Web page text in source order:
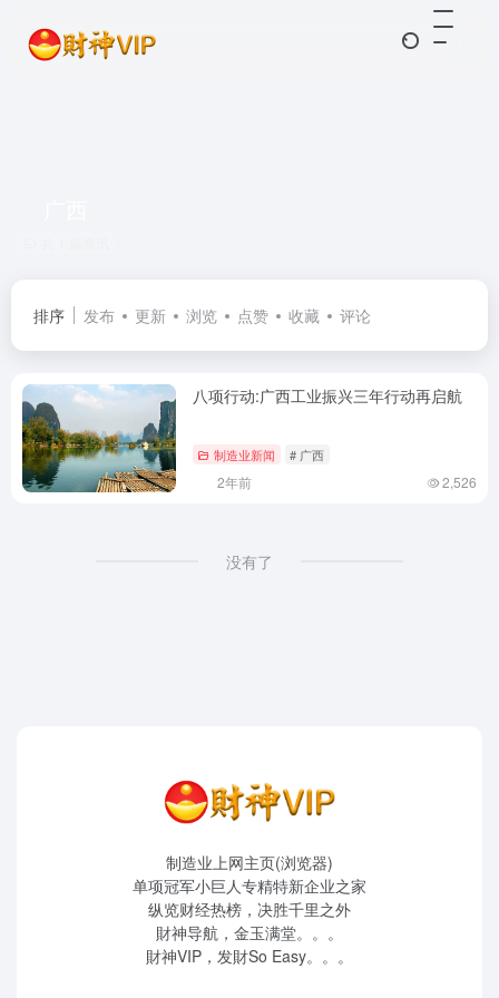
排序 发布 更新 浏览 点赞 收藏 评论
八项行动:广西工业振兴三年行动再启航
制造业新闻 # 广西
2年前 2,526
没有了
制造业上网主页(浏览器)
单项冠军小巨人专精特新企业之家
纵览财经热榜，决胜千里之外
財神导航，金玉满堂。。。
財神VIP，发財So Easy。。。